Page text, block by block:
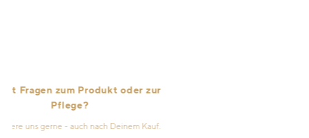
zum Produkt oder zur
Pflege?
uns gerne - auch nach Deinem Kauf.